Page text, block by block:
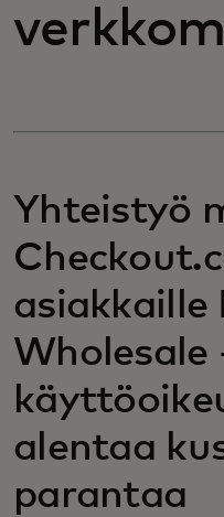
Yhteistyö
asiakkaille
Wholesale
alentaa
parantaa